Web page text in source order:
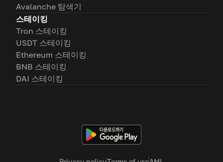
Avalanche 탐색기
스테이킹
Tron 스테이킹
USDT 스테이킹
Ethereum 스테이킹
BNB 스테이킹
DAI 스테이킹